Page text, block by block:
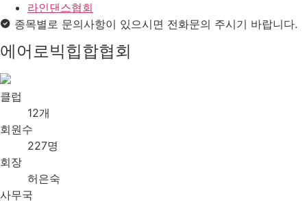
라인댄스협회
종목별로 문의사항이 있으시면 전화문의 주시기 바랍니다.
에어로빅힙합협회
클럽
12개
회원수
227명
회장
허은숙
사무국